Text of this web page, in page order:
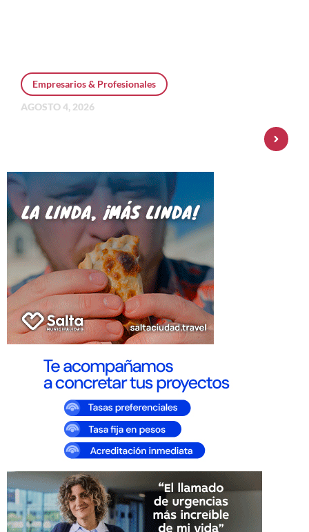
Empresarios & Profesionales
AGOSTO 4, 2026